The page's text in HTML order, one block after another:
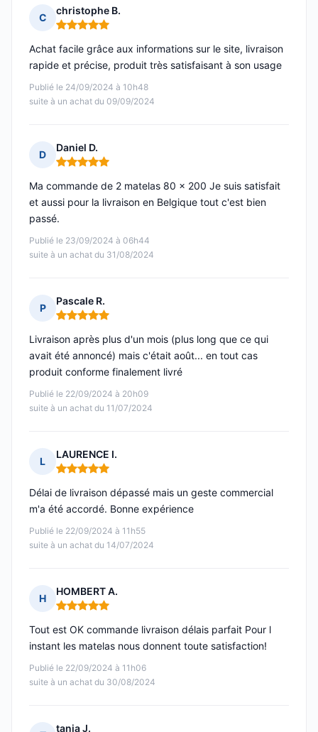
C
christophe B.
Note : 5 sur 5
Publié le 24/09/2024 à 10h48
suite à un achat du 09/09/2024
Achat facile grâce aux informations sur le site, livraison
rapide et précise, produit très satisfaisant à son usage
D
Daniel D.
Note : 5 sur 5
Publié le 23/09/2024 à 06h44
suite à un achat du 31/08/2024
Ma commande de 2 matelas 80 x 200 Je suis satisfait
et aussi pour la livraison en Belgique tout c'est bien
passé.
P
Pascale R.
Note : 5 sur 5
Publié le 22/09/2024 à 20h09
suite à un achat du 11/07/2024
Livraison après plus d'un mois (plus long que ce qui
avait été annoncé) mais c'était août... en tout cas
produit conforme finalement livré
L
LAURENCE I.
Note : 5 sur 5
Publié le 22/09/2024 à 11h55
suite à un achat du 14/07/2024
Délai de livraison dépassé mais un geste commercial
m'a été accordé. Bonne expérience
H
HOMBERT A.
Note : 5 sur 5
Publié le 22/09/2024 à 11h06
suite à un achat du 30/08/2024
Tout est OK commande livraison délais parfait Pour l
instant les matelas nous donnent toute satisfaction!
tania J.